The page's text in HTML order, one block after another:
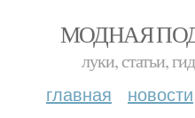
МОДНАЯ
луки, статьи,
главная новости